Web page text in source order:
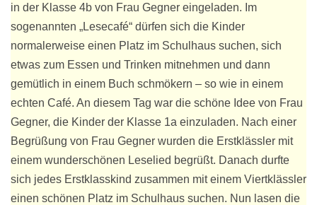
in der Klasse 4b von Frau Gegner eingeladen. Im
sogenannten „Lesecafé“ dürfen sich die Kinder
normalerweise einen Platz im Schulhaus suchen, sich
etwas zum Essen und Trinken mitnehmen und dann
gemütlich in einem Buch schmökern – so wie in einem
echten Café. An diesem Tag war die schöne Idee von Frau
Gegner, die Kinder der Klasse 1a einzuladen. Nach einer
Begrüßung von Frau Gegner wurden die Erstklässler mit
einem wunderschönen Leselied begrüßt. Danach durfte
sich jedes Erstklasskind zusammen mit einem Viertklässler
einen schönen Platz im Schulhaus suchen. Nun lasen die